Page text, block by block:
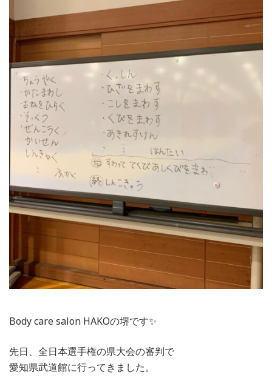
Body care salon HAKOの堺です✨
先日、全日本選手権の県大会の審判で
愛知県武道館に行ってきました。